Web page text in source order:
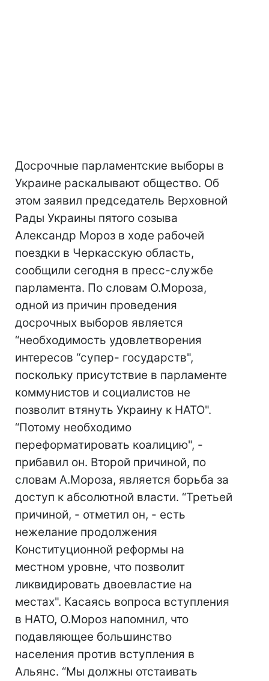
Досрочные парламентские выборы в
Украине раскалывают общество. Об
этом заявил председатель Верховной
Рады Украины пятого созыва
Александр Мороз в ходе рабочей
поездки в Черкасскую область,
сообщили сегодня в пресс-службе
парламента. По словам О.Мороза,
одной из причин проведения
досрочных выборов является
“необходимость удовлетворения
интересов “супер- государств",
поскольку присутствие в парламенте
коммунистов и социалистов не
позволит втянуть Украину к НАТО".
“Потому необходимо
переформатировать коалицию", -
прибавил он. Второй причиной, по
словам А.Мороза, является борьба за
доступ к абсолютной власти. “Третьей
причиной, - отметил он, - есть
нежелание продолжения
Конституционной реформы на
местном уровне, что позволит
ликвидировать двоевластие на
местах". Касаясь вопроса вступления
в НАТО, О.Мороз напомнил, что
подавляющее большинство
населения против вступления в
Альянс. “Мы должны отстаивать